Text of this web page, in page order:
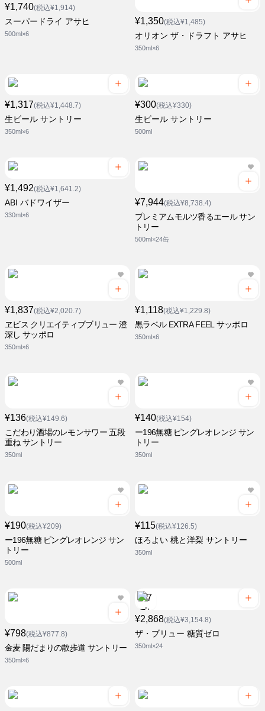
¥1,740(税込¥1,914)
スーパードライ アサヒ
500ml×6
¥1,350(税込¥1,485)
オリオン ザ・ドラフト アサヒ
350ml×6
¥1,317(税込¥1,448.7)
生ビール サントリー
350ml×6
¥300(税込¥330)
生ビール サントリー
500ml
¥1,492(税込¥1,641.2)
ABI バドワイザー
330ml×6
¥7,944(税込¥8,738.4)
プレミアムモルツ香るエール サン
トリー
500ml×24缶
¥1,837(税込¥2,020.7)
ヱビス クリエイティブブリュー 澄
深し サッポロ
350ml×6
¥1,118(税込¥1,229.8)
黒ラベル EXTRA FEEL サッポロ
350ml×6
¥136(税込¥149.6)
こだわり酒場のレモンサワー 五段
重ね サントリー
350ml
¥140(税込¥154)
ー196無糖 ピングレオレンジ サン
トリー
350ml
¥190(税込¥209)
ー196無糖 ピングレオレンジ サン
トリー
500ml
¥115(税込¥126.5)
ほろよい 桃と洋梨 サントリー
350ml
¥798(税込¥877.8)
金麦 陽だまりの散歩道 サントリー
350ml×6
¥2,868(税込¥3,154.8)
ザ・ブリュー 糖質ゼロ
350ml×24